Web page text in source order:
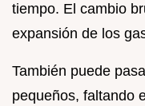
tiempo. El cambio
expansión de los
También puede
pequeños, faltando